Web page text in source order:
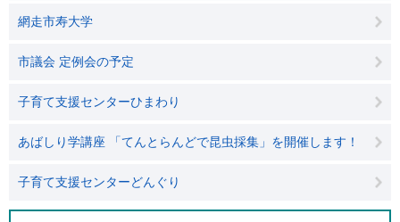
網走市寿大学
市議会 定例会の予定
子育て支援センターひまわり
あばしり学講座 「てんとらんどで昆虫採集」を開催します！
子育て支援センターどんぐり